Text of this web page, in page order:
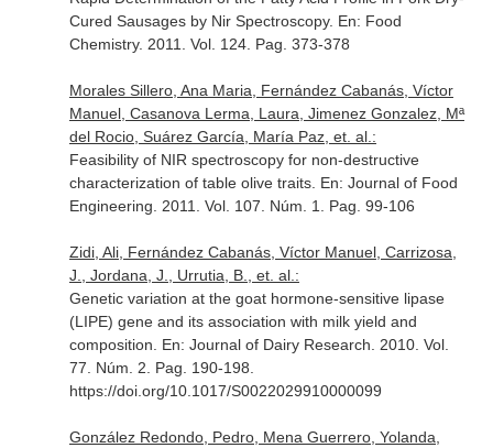
Cured Sausages by Nir Spectroscopy. En: Food
Chemistry. 2011. Vol. 124. Pag. 373-378
Morales Sillero, Ana Maria, Fernández Cabanás, Víctor
Manuel, Casanova Lerma, Laura, Jimenez Gonzalez, Mª
del Rocio, Suárez García, María Paz, et. al.:
Feasibility of NIR spectroscopy for non-destructive
characterization of table olive traits. En: Journal of Food
Engineering . 2011. Vol. 107. Núm. 1. Pag. 99-106
Zidi, Ali, Fernández Cabanás, Víctor Manuel, Carrizosa,
J., Jordana, J., Urrutia, B., et. al.:
Genetic variation at the goat hormone-sensitive lipase
(LIPE) gene and its association with milk yield and
composition. En: Journal of Dairy Research . 2010. Vol.
77. Núm. 2. Pag. 190-198.
https://doi.org/10.1017/S0022029910000099
González Redondo, Pedro, Mena Guerrero, Yolanda,